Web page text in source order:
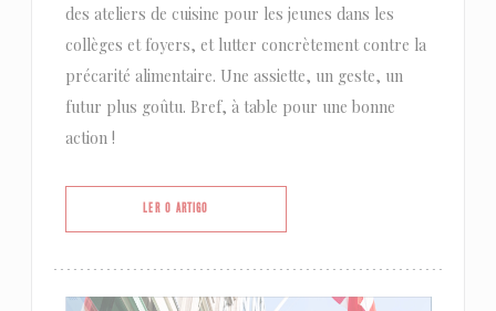
des ateliers de cuisine pour les jeunes dans les
collèges et foyers, et lutter concrètement contre la
précarité alimentaire. Une assiette, un geste, un
futur plus goûtu. Bref, à table pour une bonne
action !
LER O ARTIGO